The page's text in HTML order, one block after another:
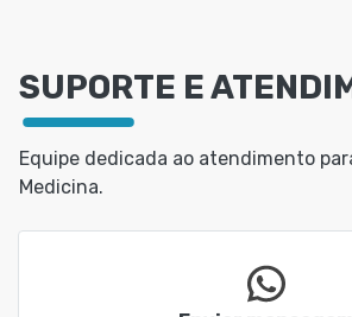
SUPORTE E
Equipe dedicada ao atendimento
Medicina.